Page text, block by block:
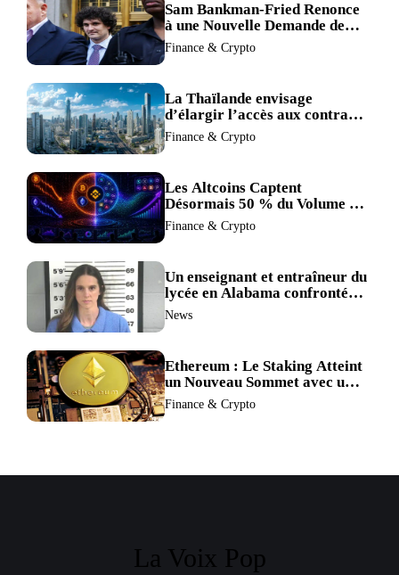
Sam Bankman-Fried Renonce
à une Nouvelle Demande de
Procès, Intensifiant la
Pression pour la Récusation
Finance & Crypto
La Thaïlande envisage
d’élargir l’accès aux contrats
à terme crypto dans une
refonte de sa réglementation.
Finance & Crypto
Les Altcoins Captent
Désormais 50 % du Volume de
Trading de Binance : La
Liquidité S’éclipse au Profit de
Finance & Crypto
Un enseignant et entraîneur du
lycée en Alabama confronté
au divorce après avoir été
News
Ethereum : Le Staking Atteint
un Nouveau Sommet avec un
Verrouillage Accru des ETH
Finance & Crypto
La Voix Pop